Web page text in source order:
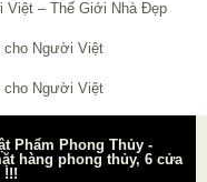
Phẩm Phong Thủy -
hàng phong thủy, 6 cửa
!!!